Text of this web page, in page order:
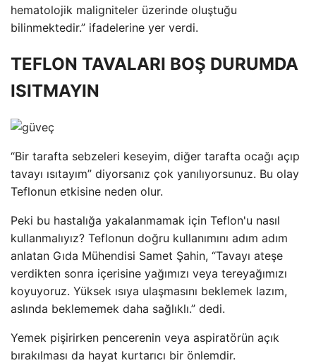
hematolojik maligniteler üzerinde oluştuğu
bilinmektedir.” ifadelerine yer verdi.
TEFLON TAVALARI BOŞ DURUMDA
ISITMAYIN
“Bir tarafta sebzeleri keseyim, diğer tarafta ocağı açıp
tavayı ısıtayım” diyorsanız çok yanılıyorsunuz. Bu olay
Teflonun etkisine neden olur.
Peki bu hastalığa yakalanmamak için Teflon'u nasıl
kullanmalıyız? Teflonun doğru kullanımını adım adım
anlatan Gıda Mühendisi Samet Şahin, “Tavayı ateşe
verdikten sonra içerisine yağımızı veya tereyağımızı
koyuyoruz. Yüksek ısıya ulaşmasını beklemek lazım,
aslında beklememek daha sağlıklı.” dedi.
Yemek pişirirken pencerenin veya aspiratörün açık
bırakılması da hayat kurtarıcı bir önlemdir.